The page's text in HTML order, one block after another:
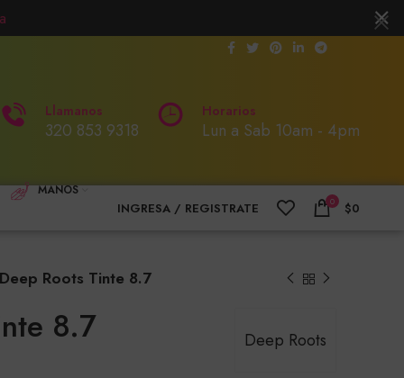
Llamanos
320 853 9318
Horarios
Lun a Sab 10am - 4pm
MANOS
INGRESA / REGISTRATE 0 $0
Deep Roots Tinte 8.7
Deep Roots
8.7